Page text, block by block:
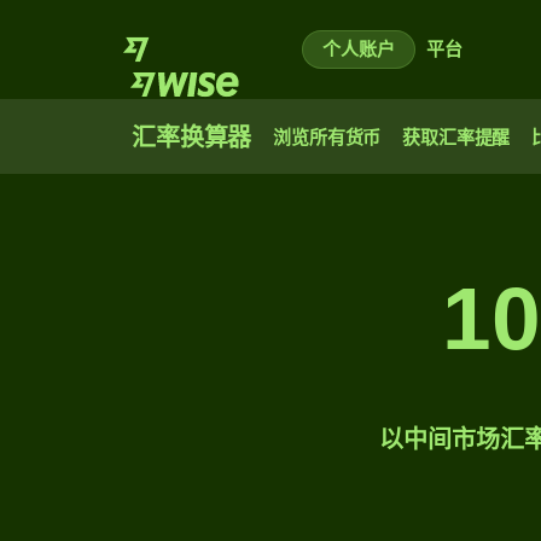
个人账户 平台
汇率换算器 浏览所有货币 获取汇率提醒
以中间市场汇